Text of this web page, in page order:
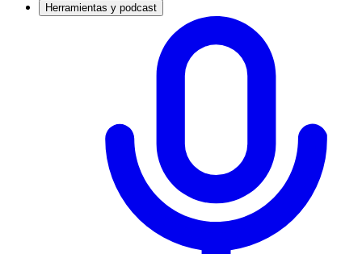
Herramientas y podcast